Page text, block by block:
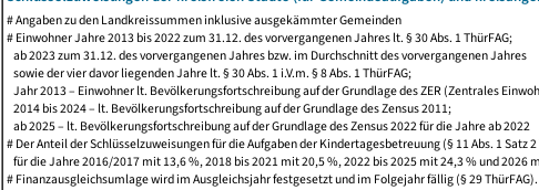
# Angaben zu den Landkreissummen inklusive ausgekämmter Gemeinden
# Einwohner Jahre 2013 bis 2022 zum 31.12. des vorvergangenen Jahres lt. § 30 Abs. 1 ThürFAG;
ab 2023 zum 31.12. des vorvergangenen Jahres bzw. im Durchschnitt des vorvergangenen Jahres
sowie der vier davor liegenden Jahre lt. § 30 Abs. 1 i.V.m. § 8 Abs. 1 ThürFAG;
Jahr 2013 – Einwohner lt. Bevölkerungsfortschreibung auf der Grundlage des ZER (Zentrales
2014 bis 2024 – lt. Bevölkerungsfortschreibung auf der Grundlage des Zensus 2011;
ab 2025 – lt. Bevölkerungsfortschreibung auf der Grundlage des Zensus 2022 für die Jahre ab 2022
# Der Anteil der Schlüsselzuweisungen für die Aufgaben der Kindertagesbetreuung (§ 11 Abs. 1 Satz
für die Jahre 2016/2017 mit 13,6 %, 2018 bis 2021 mit 20,5 %, 2022 bis 2025 mit 24,3 % und 2026
# Finanzausgleichsumlage wird im Ausgleichsjahr festgesetzt und im Folgejahr fällig (§ 29 ThürFAG).